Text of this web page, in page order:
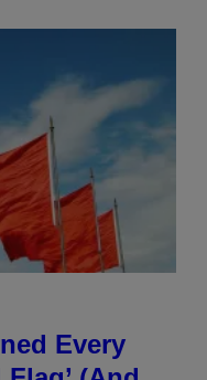
Every